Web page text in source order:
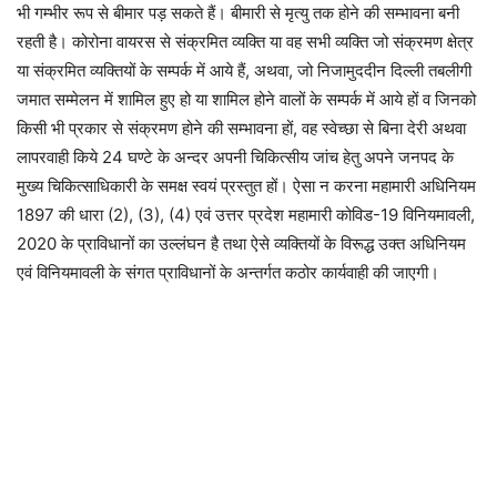
भी गम्भीर रूप से बीमार पड़ सकते हैं। बीमारी से मृत्यु तक होने की सम्भावना बनी
रहती है। कोरोना वायरस से संक्रमित व्यक्ति या वह सभी व्यक्ति जो संक्रमण क्षेत्र
या संक्रमित व्यक्तियों के सम्पर्क में आये हैं, अथवा, जो निजामुददीन दिल्ली तबलीगी
जमात सम्मेलन में शामिल हुए हो या शामिल होने वालों के सम्पर्क में आये हों व जिनको
किसी भी प्रकार से संक्रमण होने की सम्भावना हों, वह स्वेच्छा से बिना देरी अथवा
लापरवाही किये 24 घण्टे के अन्दर अपनी चिकित्सीय जांच हेतु अपने जनपद के
मुख्य चिकित्साधिकारी के समक्ष स्वयं प्रस्तुत हों। ऐसा न करना महामारी अधिनियम
1897 की धारा (2), (3), (4) एवं उत्तर प्रदेश महामारी कोविड-19 विनियमावली,
2020 के प्राविधानों का उल्लंघन है तथा ऐसे व्यक्तियों के विरूद्ध उक्त अधिनियम
एवं विनियमावली के संगत प्राविधानों के अन्तर्गत कठोर कार्यवाही की जाएगी।